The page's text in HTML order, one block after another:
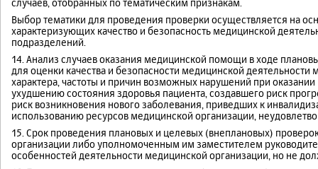
случаев, отобранных по тематическим признакам.
Выбор тематики для проведения проверки осуществляется на
характеризующих качество и безопасность медицинской
подразделений.
14. Анализ случаев оказания медицинской помощи в ходе
для оценки качества и безопасности медицинской
характера, частоты и причин возможных нарушений при
ухудшению состояния здоровья пациента, создавшего риск
риск возникновения нового заболевания, приведших к
использованию ресурсов медицинской организации,
15. Срок проведения плановых и целевых (внеплановых)
организации либо уполномоченным им заместителем
особенностей деятельности медицинской организации, но не